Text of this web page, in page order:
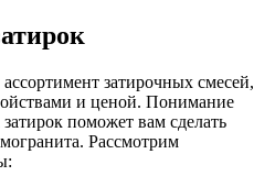
затирочных смесей,
и ценой. Понимание
поможет вам сделать
Рассмотрим